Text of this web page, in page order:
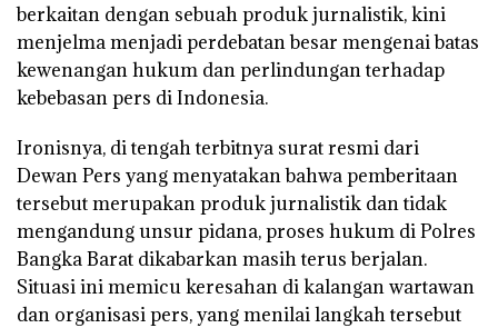
berkaitan dengan sebuah produk jurnalistik, kini
menjelma menjadi perdebatan besar mengenai batas
kewenangan hukum dan perlindungan terhadap
kebebasan pers di Indonesia.
Ironisnya, di tengah terbitnya surat resmi dari
Dewan Pers yang menyatakan bahwa pemberitaan
tersebut merupakan produk jurnalistik dan tidak
mengandung unsur pidana, proses hukum di Polres
Bangka Barat dikabarkan masih terus berjalan.
Situasi ini memicu keresahan di kalangan wartawan
dan organisasi pers, yang menilai langkah tersebut